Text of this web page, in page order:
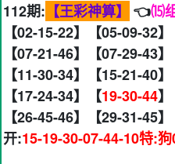
112期: 【王彩神算】 👈⒂
【02-15-22】【05-09-32】
【07-21-46】【07-29-43】
【11-30-34】【15-21-40】
【17-24-34】【19-30-44】
【26-45-46】【29-31-45】
开:15-19-30-07-44-10特: